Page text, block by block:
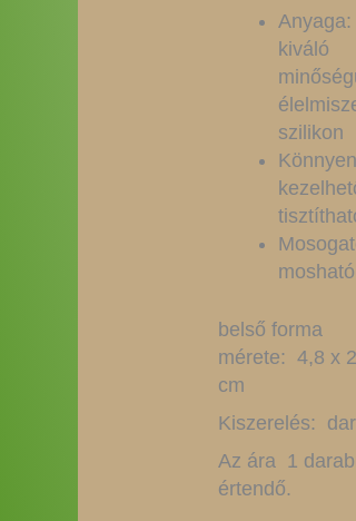
Anyaga:
kiváló
szilikon
Könnyen
mosható
belső forma
mérete: 4,8 x
cm
Kiszerelés:
Az ára 1
értendő.